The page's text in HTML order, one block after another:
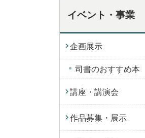
イベント・事業
企画展示
司書のおすすめ本
講座・講演会
作品募集・展示